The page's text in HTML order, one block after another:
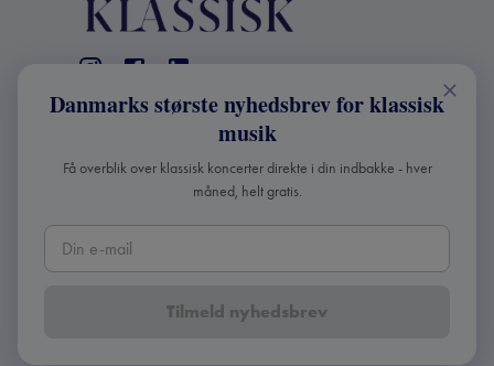
KONTAKT
info@liveklassisk.dk
Live Klassisk ApS
CVR 41507780
2026Live Klassisk •Fortroligheds- og
Danmarks største nyhedsbrev for klassisk
musik
Få overblik over klassisk koncerter direkte i din indbakke - hver
måned, helt gratis.
Tilmeld nyhedsbrev